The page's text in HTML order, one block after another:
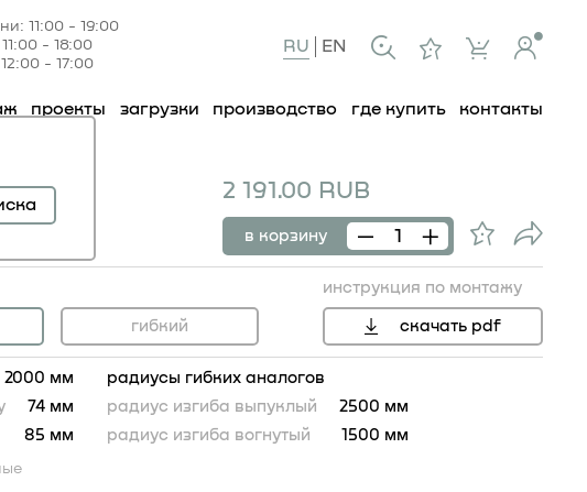
11:00 - 19:00
- 18:00
- 17:00
RU EN
проекты загрузки производство где купить контакты
2 191.00 RUB
в корзину
гибкий
инструкция по монтажу
скачать pdf
2000 мм
74 мм
85 мм
радиусы гибких аналогов
радиус изгиба выпуклый
2500 мм
радиус изгиба вогнутый
1500 мм